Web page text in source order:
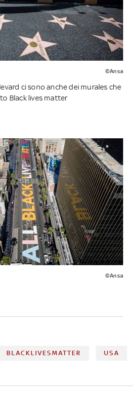
©Ansa
ci sono anche dei murales che
Black lives matter
©Ansa
BLACKLIVESMATTER USA